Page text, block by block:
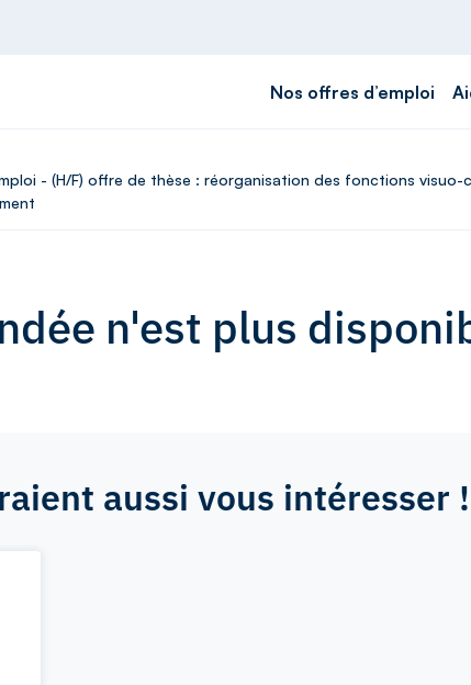
Nos offres d’emploi
- (H/F) offre de thèse : réorganisation des fonctions
n'est plus
aussi vous intéresser !